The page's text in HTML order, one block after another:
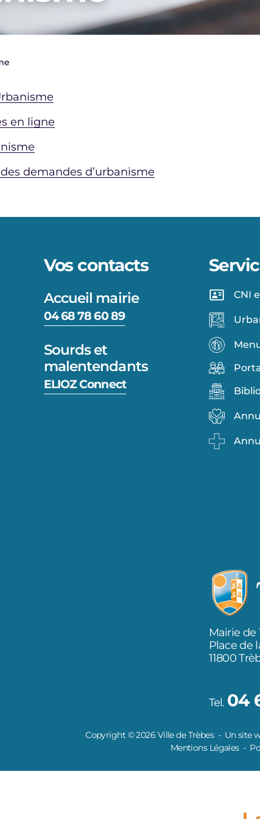
en ligne
demandes d’urbanisme
Vos contacts
Accueil mairie
04 68 78 60 89
Sourds et
malentendants
ELIOZ Connect
CNI
Mairie de
Place de
11800
Tel. 04
Copyright © 2026 Ville de Trèbes Un site
Mentions Légales